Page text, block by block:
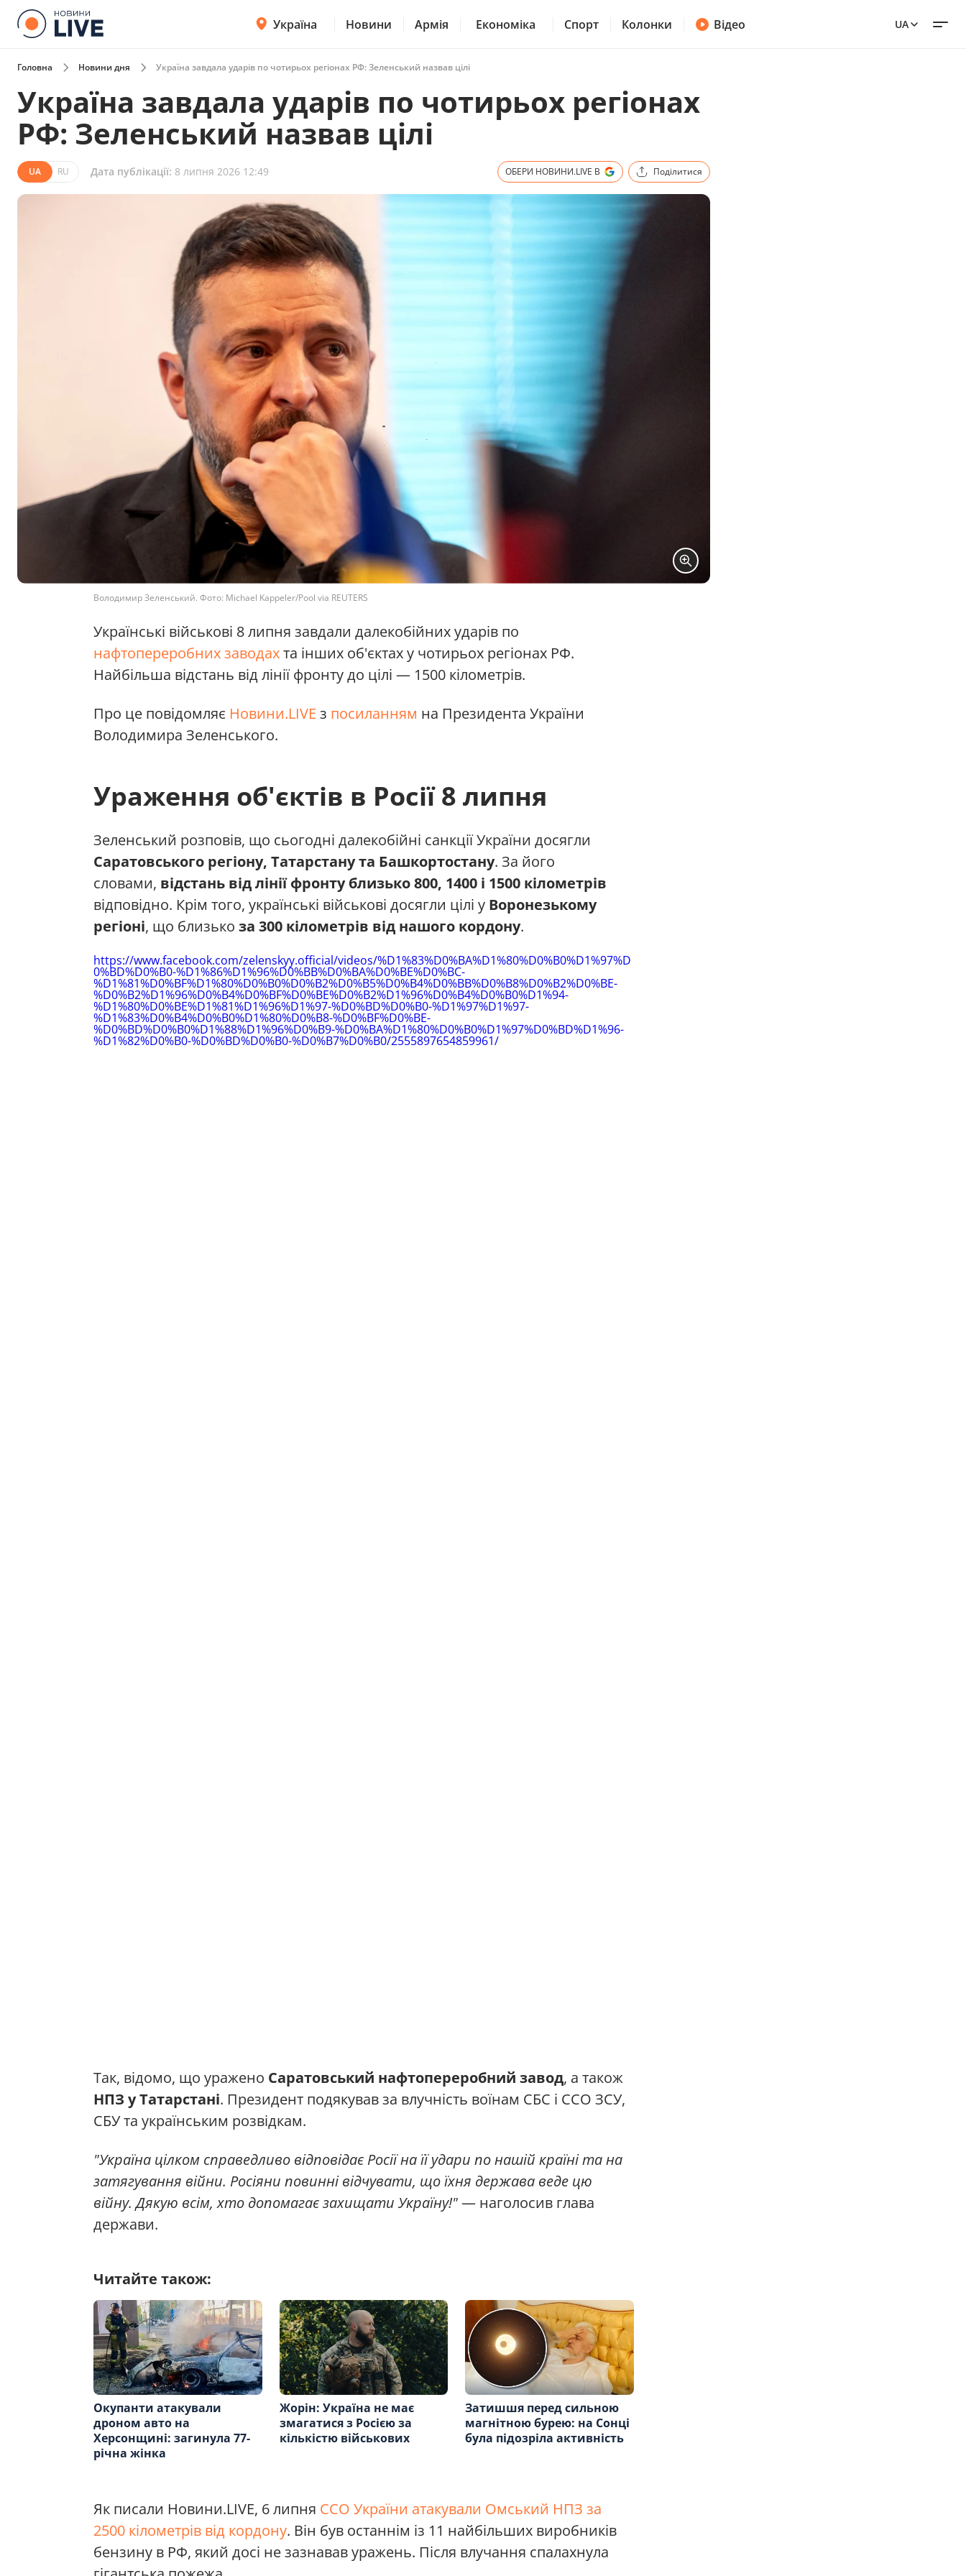
Україна Новини Армія Економіка Спорт Колонки Відео UA
Головна Новини дня Україна завдала ударів по чотирьох регіонах РФ: Зеленський назвав цілі
Україна завдала ударів по чотирьох регіонах
РФ: Зеленський назвав цілі
UA RU Дата публікації: 8 липня 2026 12:49 ОБЕРИ НОВИНИ.LIVE В Поділитися
Володимир Зеленський. Фото: Michael Kappeler/Pool via REUTERS
Українські військові 8 липня завдали далекобійних ударів по
нафтопереробних заводахта інших об'єктах у чотирьох регіонах РФ.
Найбільша відстань від лінії фронту до цілі — 1500 кілометрів.
Про це повідомляє Новини.LIVE з посиланням на Президента України
Володимира Зеленського.
Ураження об'єктів в Росії 8 липня
Зеленський розповів, що сьогодні далекобійні санкції України досягли
Саратовського регіону, Татарстану та Башкортостану. За його
словами, відстань від лінії фронту близько 800, 1400 і 1500 кілометрів
відповідно. Крім того, українські військові досягли цілі у Воронезькому
регіоні, що близько за 300 кілометрів від нашого кордону.
https://www.facebook.com/zelenskyy.official/videos/%D1%83%D0%BA%D1%80%D0%B0%D1%97%D
0%BD%D0%B0-%D1%86%D1%96%D0%BB%D0%BA%D0%BE%D0%BC-
%D1%81%D0%BF%D1%80%D0%B0%D0%B2%D0%B5%D0%B4%D0%BB%D0%B8%D0%B2%D0%BE-
%D0%B2%D1%96%D0%B4%D0%BF%D0%BE%D0%B2%D1%96%D0%B4%D0%B0%D1%94-
%D1%80%D0%BE%D1%81%D1%96%D1%97-%D0%BD%D0%B0-%D1%97%D1%97-
%D1%83%D0%B4%D0%B0%D1%80%D0%B8-%D0%BF%D0%BE-
%D0%BD%D0%B0%D1%88%D1%96%D0%B9-%D0%BA%D1%80%D0%B0%D1%97%D0%BD%D1%96-
%D1%82%D0%B0-%D0%BD%D0%B0-%D0%B7%D0%B0/2555897654859961/
Так, відомо, що уражено Саратовський нафтопереробний завод, а також
НПЗ у Татарстані. Президент подякував за влучність воїнам СБС і ССО ЗСУ,
СБУ та українським розвідкам.
"Україна цілком справедливо відповідає Росії на її удари по нашій країні та на
затягування війни. Росіяни повинні відчувати, що їхня держава веде цю
війну. Дякую всім, хто допомагає захищати Україну!"— наголосив глава
держави.
Читайте також:
Окупанти атакували
дроном авто на
Херсонщині: загинула 77-
річна жінка
Жорін: Україна не має
змагатися з Росією за
кількістю військових
Затишшя перед сильною
магнітною бурею: на Сонці
була підозріла активність
Як писали Новини.LIVE, 6 липня ССО України атакували Омський НПЗ за
2500 кілометрів від кордону. Він був останнім із 11 найбільших виробників
бензину в РФ, який досі не зазнавав уражень. Після влучання спалахнула